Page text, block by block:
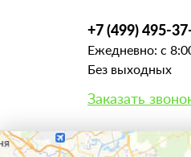
+7 (499) 495-
Ежедневно: с
Без выходных
Заказать